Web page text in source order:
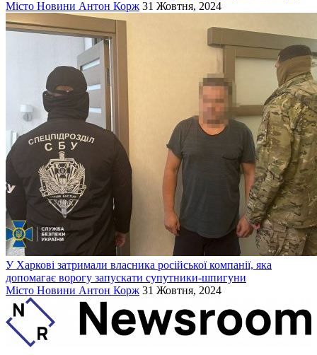
Місто Новини Антон Корж 31 Жовтня, 2024
У Харкові затримали власника російської компанії, яка
допомагає ворогу запускати супутники-шпигуни
Місто Новини Антон Корж 31 Жовтня, 2024